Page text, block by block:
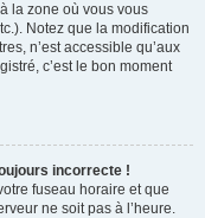
la zone où vous vous
Notez que la modification
n’est accessible qu’aux
c’est le bon moment
incorrecte !
fuseau horaire et que
ne soit pas à l’heure.